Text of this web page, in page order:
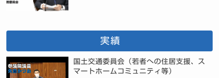
実績
国土交通委員会（若者への住居支援、ス
マートホームコミュニティ等）